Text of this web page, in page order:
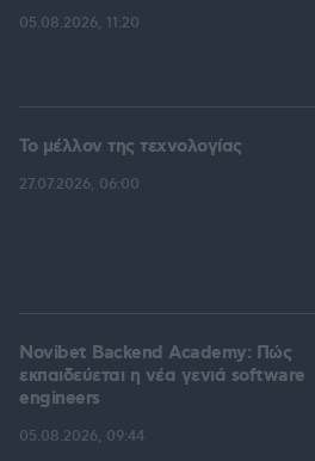
05.08.2026, 11:20
Το μέλλον της τεχνολογίας
27.07.2026, 06:00
Novibet Backend Academy: Πώς
εκπαιδεύεται η νέα γενιά software
engineers
05.08.2026, 09:44